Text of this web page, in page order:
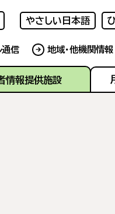
やさしい日本語
通信 地域・他機関情報
情報提供施設